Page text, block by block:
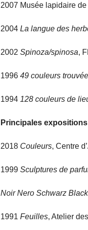
2007 Musée lapidaire
2004 La langue des
2002 Spinoza/spinosa,
1996 49 couleurs
1994 128 couleurs de
Principales
2018 Couleurs, Centre
1999 Sculptures de
Noir Nero Schwarz Black
1991 Feuilles, Atelier